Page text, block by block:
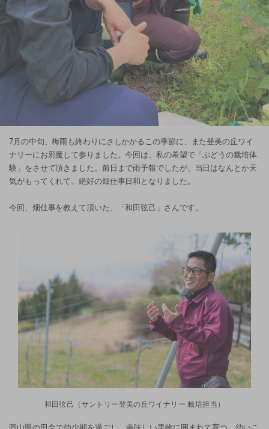
7月の中旬、梅雨も終わりにさしかかるこの季節に、また登美の丘ワイ
ナリーにお邪魔して参りました。今回は、私の希望で「ぶどうの栽培体
験」をさせて頂きました。前日まで雨予報でしたが、当日はなんとか天
気がもってくれて、絶好の畑仕事日和となりました。
今回、畑仕事を教えて頂いた、「和田弦己」さんです。
和田弦己（サントリー登美の丘ワイナリー 栽培担当）